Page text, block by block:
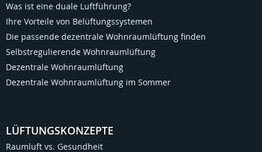
Was ist eine duale Luftführung?
Ihre Vorteile von Belüftungssystemen
Die passende dezentrale Wohnraumlüftung finden
Selbstregulierende Wohnraumlüftung
Dezentrale Wohnraumlüftung
Dezentrale Wohnraumlüftung im Sommer
LÜFTUNGSKONZEPTE
Raumluft vs. Gesundheit